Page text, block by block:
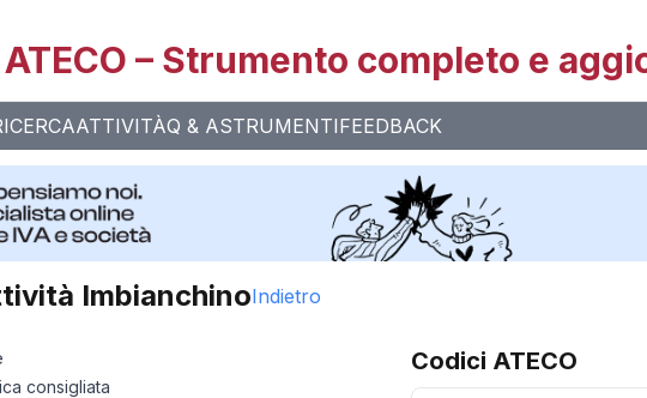
– Strumento completo e
ATTIVITÀQ & ASTRUMENTIFEEDBACK
ImbianchinoIndietro
consigliata
Codici ATECO